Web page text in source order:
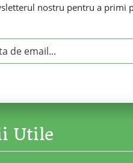
nostru pentru a primi
Utile